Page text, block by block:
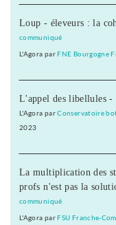
Loup - éleveurs : la
communiqué
L'Agora parFNE Bourgogne
L'appel des libellules -
L'Agora parConservatoire
2023
La multiplication des
profs n'est pas la
communiqué
L'Agora parFSU Franche-